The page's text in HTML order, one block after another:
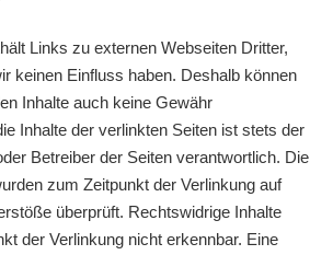
Links zu externen Webseiten Dritter,
keinen Einfluss haben. Deshalb können
Inhalte auch keine Gewähr
Inhalte der verlinkten Seiten ist stets der
Betreiber der Seiten verantwortlich. Die
zum Zeitpunkt der Verlinkung auf
überprüft. Rechtswidrige Inhalte
der Verlinkung nicht erkennbar. Eine